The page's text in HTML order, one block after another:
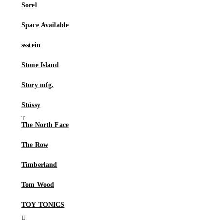
Sorel
Space Available
ssstein
Stone Island
Story mfg.
Stüssy
The North Face
The Row
Timberland
Tom Wood
TOY TONICS